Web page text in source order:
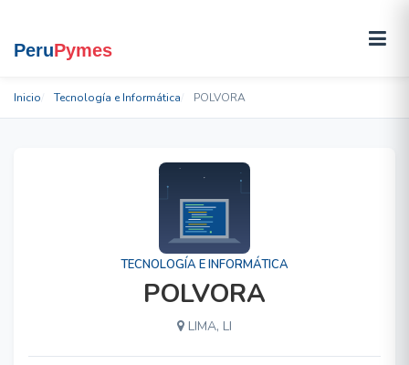
Inicio Tecnología e Informática POLVORA
TECNOLOGÍA E INFORMÁTICA
POLVORA
LIMA, LI